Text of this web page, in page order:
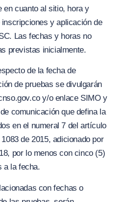
en cuanto al sitio, hora y
y aplicación de
Las fechas y horas no
previstas inicialmente.
de la fecha de
de pruebas se divulgarán
.gov.co y/o enlace SIMO y
comunicación que defina la
en el numeral 7 del artículo
de 2015, adicionado por
por lo menos con cinco (5)
a la fecha.
con fechas o